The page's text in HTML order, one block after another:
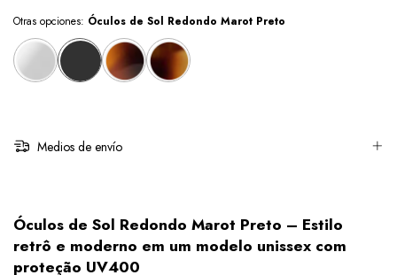
Otras opciones: Óculos de Sol Redondo Marot Preto
Medios de envío
Óculos de Sol Redondo Marot Preto – Estilo
retrô e moderno em um modelo unissex com
proteção UV400